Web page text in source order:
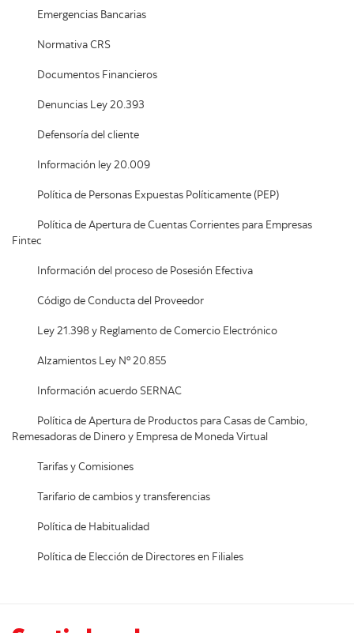
Emergencias Bancarias
Normativa CRS
Documentos Financieros
Denuncias Ley 20.393
Defensoría del cliente
Información ley 20.009
Política de Personas Expuestas Políticamente (PEP)
Política de Apertura de Cuentas Corrientes para Empresas
Fintec
Información del proceso de Posesión Efectiva
Código de Conducta del Proveedor
Ley 21.398 y Reglamento de Comercio Electrónico
Alzamientos Ley Nº 20.855
Información acuerdo SERNAC
Política de Apertura de Productos para Casas de Cambio,
Remesadoras de Dinero y Empresa de Moneda Virtual
Tarifas y Comisiones
Tarifario de cambios y transferencias
Política de Habitualidad
Política de Elección de Directores en Filiales